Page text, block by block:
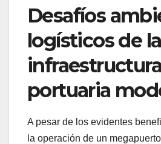
Desafíos
logísticos de la
infraestructura
portuaria
A pesar de los evidentes
la operación de un